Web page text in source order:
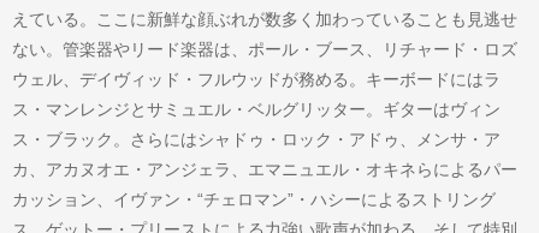
えている。ここに新鮮な顔ぶれが数多く加わっていることも見逃せ
ない。管楽器やリード楽器は、ポール・ブース、リチャード・ロズ
ウェル、デイヴィッド・フルウッドが務める。キーボードにはラ
ス・マンレンジとサミュエル・ベルグリッター。ギターはヴィン
ス・ブラック。さらにはシャドゥ・ロック・アドゥ、メンサ・ア
カ、アカヌオエ・アンジェラ、エマニュエル・オキネらによるパー
カッション、イヴァン・“チェロマン”・ハシーによるストリング
ス、ゲットー・プリーストによる力強い歌声が加わる。そして特別